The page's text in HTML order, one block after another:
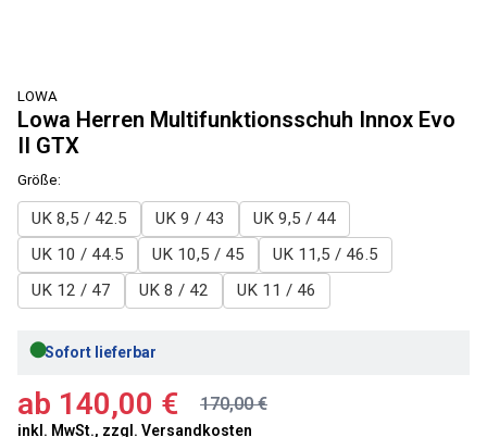
LOWA
Lowa Herren Multifunktionsschuh Innox Evo
II GTX
Größe:
UK 8,5 / 42.5 UK 9 / 43
UK 9,5 / 44
UK 10 / 44.5
UK 10,5 / 45
UK 11,5 / 46.5
UK 12 / 47
UK 8 / 42 UK 11 / 46
●Sofort lieferbar
ab 140,00 € 170,00 €
inkl. MwSt., zzgl. Versandkosten